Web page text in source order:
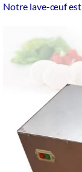
Notre lave-œuf